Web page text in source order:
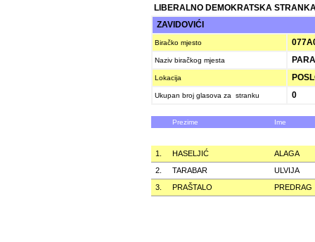
LIBERALNO DEMOKRATSKA
ZAVIDOVIĆI
Biračko mjesto
Naziv biračkog mjesta
Lokacija
Ukupan broj glasova za stranku 0
Prezime Ime
1. HASELJIĆ
ALAGA
2.
TARABAR
ULVIJA
3.
PRAŠTALO PREDRAG